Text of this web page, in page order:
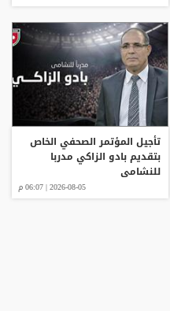
تأجيل المؤتمر الصحفي الخاص
بتقديم بادو الزاكي مدربا
للنشامى
2026-08-05 | 06:07 م